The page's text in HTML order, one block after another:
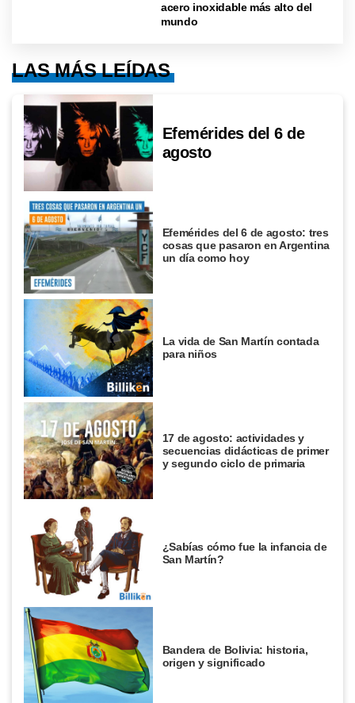
acero inoxidable más alto del
mundo
LAS MÁS LEÍDAS
Efemérides del 6 de
agosto
Efemérides del 6 de agosto: tres
cosas que pasaron en Argentina
un día como hoy
La vida de San Martín contada
para niños
17 de agosto: actividades y
secuencias didácticas de primer
y segundo ciclo de primaria
¿Sabías cómo fue la infancia de
San Martín?
Bandera de Bolivia: historia,
origen y significado